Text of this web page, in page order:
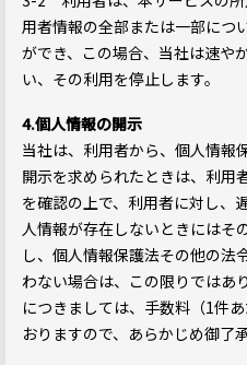
用者情報の全部または一部につ
ができ、この場合、当社は速や
い、その利用を停止します。
4.個人情報の開示
当社は、利用者から、個人情報
開示を求められたときは、利用
を確認の上で、利用者に対し、
人情報が存在しないときにはそ
し、個人情報保護法その他の法
わない場合は、この限りではあ
につきましては、手数料（1件
おりますので、あらかじめ御了